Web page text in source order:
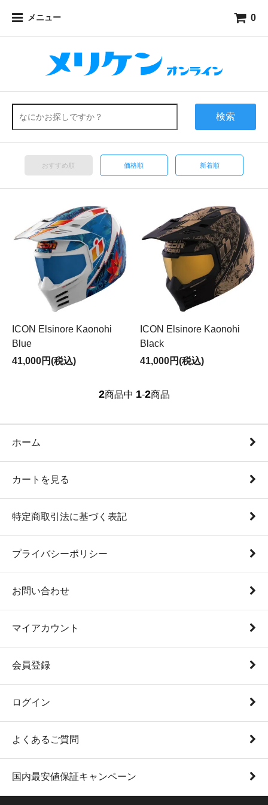
メニュー 0
検索
おすすめ順 価格順 新着順
ICON Elsinore Kaonohi
Blue
41,000円(税込)
ICON Elsinore Kaonohi
Black
41,000円(税込)
2商品中 1-2商品
ホーム
カートを見る
特定商取引法に基づく表記
プライバシーポリシー
お問い合わせ
マイアカウント
会員登録
ログイン
よくあるご質問
国内最安値保証キャンペーン